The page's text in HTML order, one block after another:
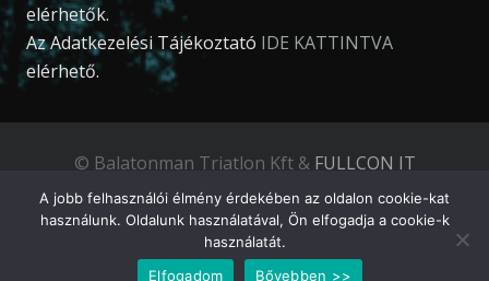
elérhetők.
Az Adatkezelési Tájékoztató IDE KATTINTVA
elérhető.
© Balatonman Triatlon Kft & FULLCON IT
Development Kft.
A jobb felhasználói élmény érdekében az oldalon cookie-kat
használunk. Oldalunk használatával, Ön elfogadja a cookie-k
használatát.
Elfogadom
Bővebben >>